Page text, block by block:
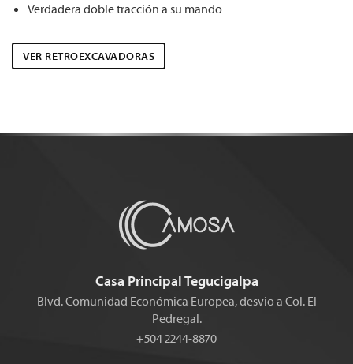
Verdadera doble tracción a su mando
VER RETROEXCAVADORAS
Casa Principal Tegucigalpa
Blvd. Comunidad Económica Europea, desvio a Col. El
Pedregal.
+504 2244-8870